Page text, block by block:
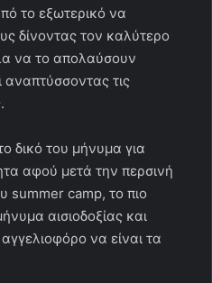
το εξωτερικό να
δίνοντας τον καλύτερο
να το απολαύσουν
τις
δικό του μήνυμα για
αφού μετά την περσινή
summer camp, το πιο
αισιοδοξίας και
να είναι τα